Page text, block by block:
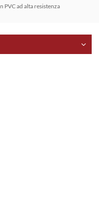
PVC ad alta resistenza